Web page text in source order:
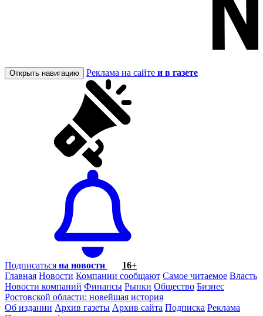
Открыть навигацию Реклама на сайте и в газете
Подписаться на новости
16+
Главная Новости Компании сообщают Самое читаемое Власть
Новости компаний Финансы Рынки Общество Бизнес
Ростовской области: новейшая история
Об издании Архив газеты Архив сайта Подписка Реклама